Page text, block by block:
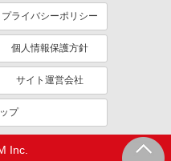
プライバシーポリシー
個人情報保護方針
サイト運営会社
プ
Inc.